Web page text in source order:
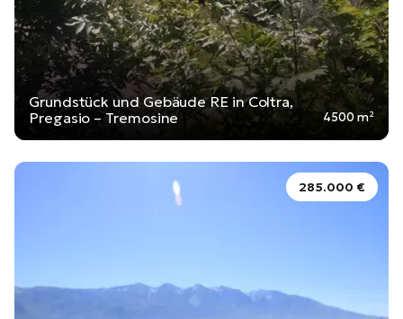
Grundstück und Gebäude RE in Coltra,
Pregasio – Tremosine
4500 m²
285.000 €